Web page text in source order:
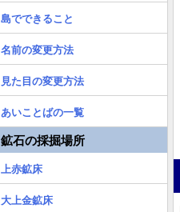
島でできること
名前の変更方法
見た目の変更方法
あいことばの一覧
鉱石の採掘場所
上赤鉱床
大上金鉱床